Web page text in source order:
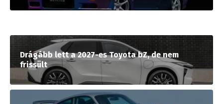
Drágább lett a 2027-es Toyota bZ, de nem
frissült